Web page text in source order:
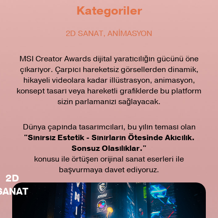
Kategoriler
2D SANAT, ANİMASYON
MSI Creator Awards dijital yaratıcılığın gücünü öne
çıkarıyor. Çarpıcı hareketsiz görsellerden dinamik,
hikayeli videolara kadar illüstrasyon, animasyon,
konsept tasarı veya hareketli grafiklerde bu platform
sizin parlamanızı sağlayacak.
Dünya çapında tasarımcıları, bu yılın teması olan
"Sınırsız Estetik - Sınırların Ötesinde Akıcılık.
Sonsuz Olasılıklar."
konusu ile örtüşen orijinal sanat eserleri ile
başvurmaya davet ediyoruz.
2D